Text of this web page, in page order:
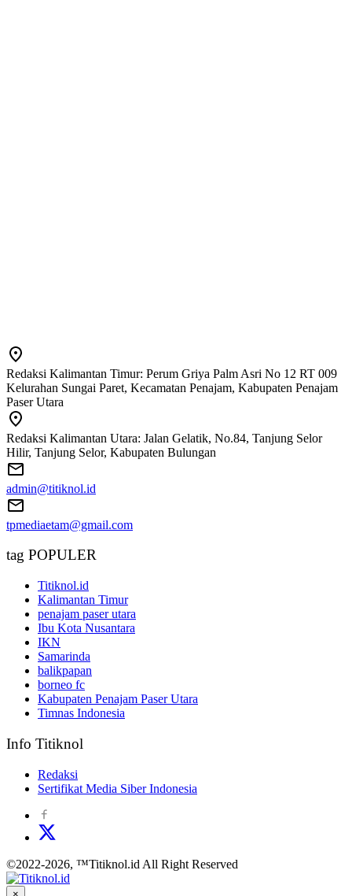
Redaksi Kalimantan Timur: Perum Griya Palm Asri No 12 RT 009
Kelurahan Sungai Paret, Kecamatan Penajam, Kabupaten Penajam
Paser Utara
Redaksi Kalimantan Utara: Jalan Gelatik, No.84, Tanjung Selor
Hilir, Tanjung Selor, Kabupaten Bulungan
admin@titiknol.id
tpmediaetam@gmail.com
tag POPULER
Titiknol.id
Kalimantan Timur
penajam paser utara
Ibu Kota Nusantara
IKN
Samarinda
balikpapan
borneo fc
Kabupaten Penajam Paser Utara
Timnas Indonesia
Info Titiknol
Redaksi
Sertifikat Media Siber Indonesia
©2022-2026, ™Titiknol.id All Right Reserved